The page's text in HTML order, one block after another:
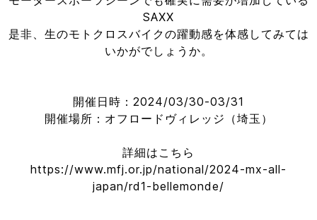
SAXX
是非、生のモトクロスバイクの躍動感を体感してみては
いかがでしょうか。
開催日時：2024/03/30-03/31
開催場所：オフロードヴィレッジ（埼玉）
詳細はこちら
https://www.mfj.or.jp/national/2024-mx-all-
japan/rd1-bellemonde/